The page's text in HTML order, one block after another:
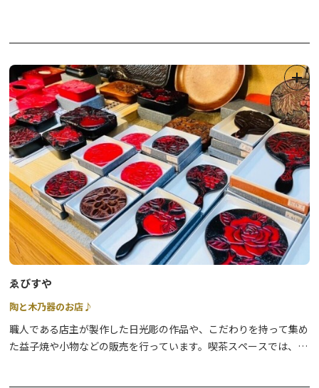
ゑびすや
陶と木乃器のお店♪
職人である店主が製作した日光彫の作品や、こだわりを持って集め
た益子焼や小物などの販売を行っています。喫茶スペースでは、こ